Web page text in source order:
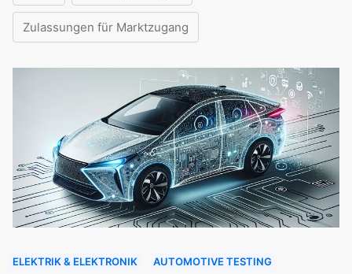
Zulassungen für Marktzugang
ELEKTRIK & ELEKTRONIK AUTOMOTIVE TESTING